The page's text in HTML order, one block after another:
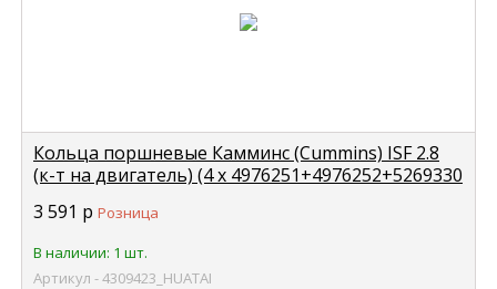
Кольца поршневые Камминс (Cummins) ISF 2.8
(к-т на двигатель) (4 х 4976251+4976252+5269330
3 591 р Розница
В наличии: 1 шт.
Артикул - 4309423_HUATAI